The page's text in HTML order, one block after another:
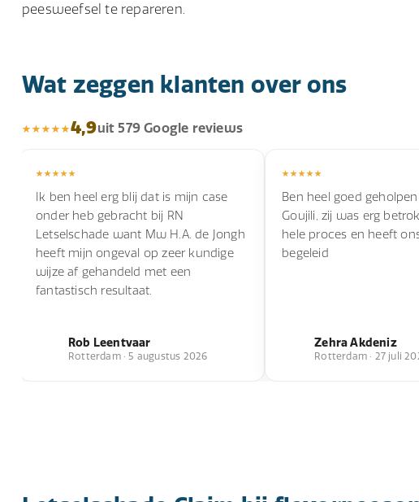
peesweefsel te repareren.
Wat zeggen klanten over ons
4,9uit 579 Google reviews
Ik ben heel erg blij dat is mijn case
onder heb gebracht bij RN
Letselschade want Mw H.A. de Jongh
heeft mijn ongeval op zeer kundige
wijze af gehandeld met een
fantastisch resultaat.
Rob Leentvaar
Rotterdam · 5 augustus 2026
Ben heel goed
Goujili, zij was erg
hele proces en heeft
begeleid
Zehra Akdeniz
Rotterdam · 27 juli